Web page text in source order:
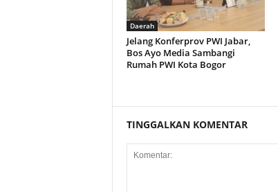
Daerah
Jelang Konferprov PWI Jabar,
Bos Ayo Media Sambangi
Rumah PWI Kota Bogor
TINGGALKAN KOMENTAR